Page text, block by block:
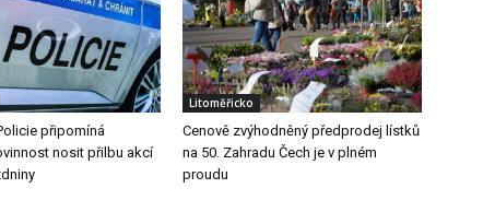
připomíná
nosit přilbu akcí
Litoměřicko
Cenově zvýhodněný předprodej lístků
na 50. Zahradu Čech je v plném
proudu